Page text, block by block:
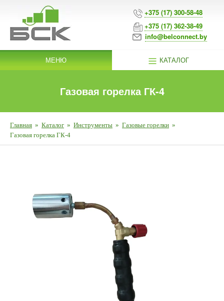
+375 (17) 300-58-48
+375 (17) 362-38-49
info@belconnect.by
МЕНЮ КАТАЛОГ
Газовая горелка ГК-4
Главная » Каталог » Инструменты » Газовые горелки »
Газовая горелка ГК-4